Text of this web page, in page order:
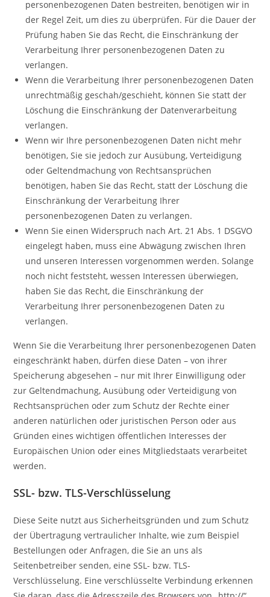
personenbezogenen Daten bestreiten, benötigen wir in
der Regel Zeit, um dies zu überprüfen. Für die Dauer der
Prüfung haben Sie das Recht, die Einschränkung der
Verarbeitung Ihrer personenbezogenen Daten zu
verlangen.
Wenn die Verarbeitung Ihrer personenbezogenen Daten
unrechtmäßig geschah/geschieht, können Sie statt der
Löschung die Einschränkung der Datenverarbeitung
verlangen.
Wenn wir Ihre personenbezogenen Daten nicht mehr
benötigen, Sie sie jedoch zur Ausübung, Verteidigung
oder Geltendmachung von Rechtsansprüchen
benötigen, haben Sie das Recht, statt der Löschung die
Einschränkung der Verarbeitung Ihrer
personenbezogenen Daten zu verlangen.
Wenn Sie einen Widerspruch nach Art. 21 Abs. 1 DSGVO
eingelegt haben, muss eine Abwägung zwischen Ihren
und unseren Interessen vorgenommen werden. Solange
noch nicht feststeht, wessen Interessen überwiegen,
haben Sie das Recht, die Einschränkung der
Verarbeitung Ihrer personenbezogenen Daten zu
verlangen.
Wenn Sie die Verarbeitung Ihrer personenbezogenen Daten
eingeschränkt haben, dürfen diese Daten – von ihrer
Speicherung abgesehen – nur mit Ihrer Einwilligung oder
zur Geltendmachung, Ausübung oder Verteidigung von
Rechtsansprüchen oder zum Schutz der Rechte einer
anderen natürlichen oder juristischen Person oder aus
Gründen eines wichtigen öffentlichen Interesses der
Europäischen Union oder eines Mitgliedstaats verarbeitet
werden.
SSL- bzw. TLS-Verschlüsselung
Diese Seite nutzt aus Sicherheitsgründen und zum Schutz
der Übertragung vertraulicher Inhalte, wie zum Beispiel
Bestellungen oder Anfragen, die Sie an uns als
Seitenbetreiber senden, eine SSL- bzw. TLS-
Verschlüsselung. Eine verschlüsselte Verbindung erkennen